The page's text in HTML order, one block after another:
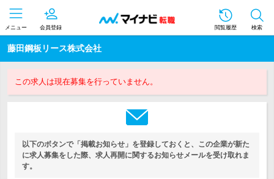
メニュー 会員登録 閲覧履歴 検索
藤田鋼板リース株式会社
この求人は現在募集を行っていません。
以下のボタンで「掲載お知らせ」を登録しておくと、この企業が新た
に求人募集をした際、求人再開に関するお知らせメールを受け取れま
す。